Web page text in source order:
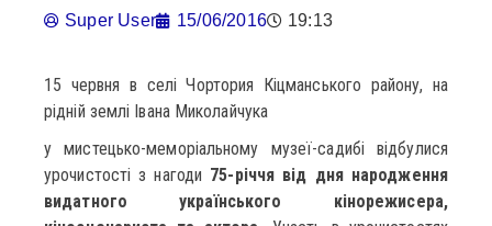
Super User 15/06/2016 19:13
15 червня в селі Чортория Кіцманського району, на
рідній землі Івана Миколайчука
у мистецько-меморіальному музеї-садибі відбулися
урочистості з нагоди 75-річчя від дня народження
видатного українського кінорежисера,